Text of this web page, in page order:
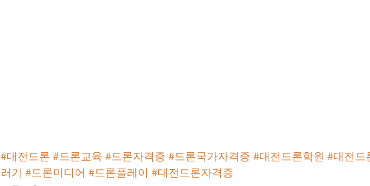
#대전드론 #드론교육 #드론자격증 #드론국가자격증 #대전드론학원 #대전드
러기 #드론미디어 #드론플레이 #대전드론자격증